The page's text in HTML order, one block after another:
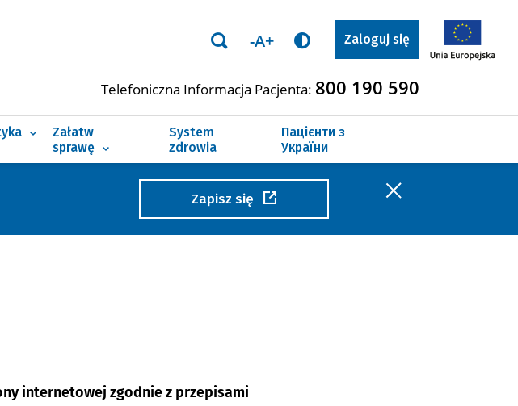
-A+ Zaloguj się
Telefoniczna Informacja Pacjenta: 800 190 590
(SOR)
ratuje życie
Załatw
sprawę
Szukam leku
Szukam wolnych terminów leczenia
System
zdrowia
Пацієнти з
України
Zapisz się
internetowej zgodnie z przepisami